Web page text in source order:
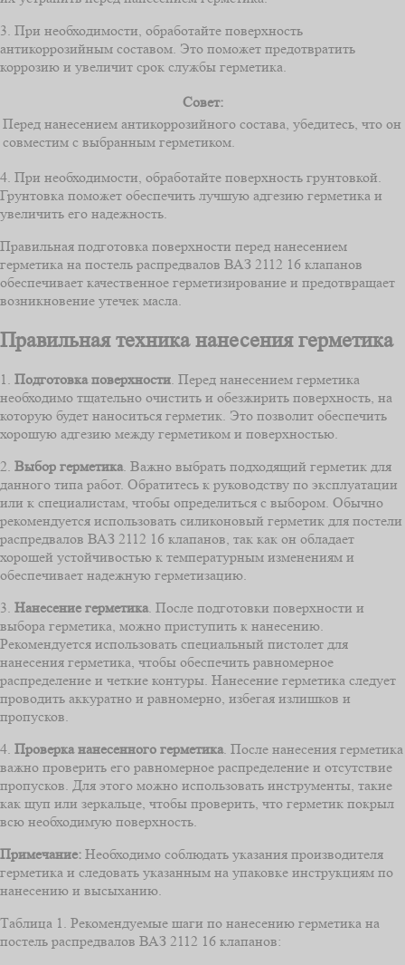
3. При необходимости, обработайте поверхность
антикоррозийным составом. Это поможет предотвратить
коррозию и увеличит срок службы герметика.
Совет:
Перед нанесением антикоррозийного состава, убедитесь, что он
совместим с выбранным герметиком.
4. При необходимости, обработайте поверхность грунтовкой.
Грунтовка поможет обеспечить лучшую адгезию герметика и
увеличить его надежность.
Правильная подготовка поверхности перед нанесением
герметика на постель распредвалов ВАЗ 2112 16 клапанов
обеспечивает качественное герметизирование и предотвращает
возникновение утечек масла.
Правильная техника нанесения герметика
1. Подготовка поверхности. Перед нанесением герметика
необходимо тщательно очистить и обезжирить поверхность, на
которую будет наноситься герметик. Это позволит обеспечить
хорошую адгезию между герметиком и поверхностью.
2. Выбор герметика. Важно выбрать подходящий герметик для
данного типа работ. Обратитесь к руководству по эксплуатации
или к специалистам, чтобы определиться с выбором. Обычно
рекомендуется использовать силиконовый герметик для постели
распредвалов ВАЗ 2112 16 клапанов, так как он обладает
хорошей устойчивостью к температурным изменениям и
обеспечивает надежную герметизацию.
3. Нанесение герметика. После подготовки поверхности и
выбора герметика, можно приступить к нанесению.
Рекомендуется использовать специальный пистолет для
нанесения герметика, чтобы обеспечить равномерное
распределение и четкие контуры. Нанесение герметика следует
проводить аккуратно и равномерно, избегая излишков и
пропусков.
4. Проверка нанесенного герметика. После нанесения герметика
важно проверить его равномерное распределение и отсутствие
пропусков. Для этого можно использовать инструменты, такие
как щуп или зеркальце, чтобы проверить, что герметик покрыл
всю необходимую поверхность.
Примечание: Необходимо соблюдать указания производителя
герметика и следовать указанным на упаковке инструкциям по
нанесению и высыханию.
Таблица 1. Рекомендуемые шаги по нанесению герметика на
постель распредвалов ВАЗ 2112 16 клапанов: